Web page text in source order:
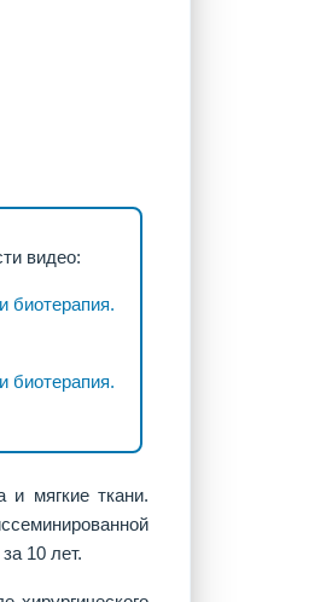
видео:
биотерапия.
биотерапия.
мягкие ткани.
10 лет.